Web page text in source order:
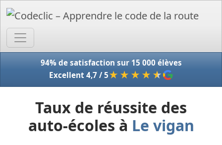
94% de satisfaction sur 15 000 élèves
Excellent 4,7 / 5★★★★ ★
Taux de réussite des
auto-écoles à Le vigan